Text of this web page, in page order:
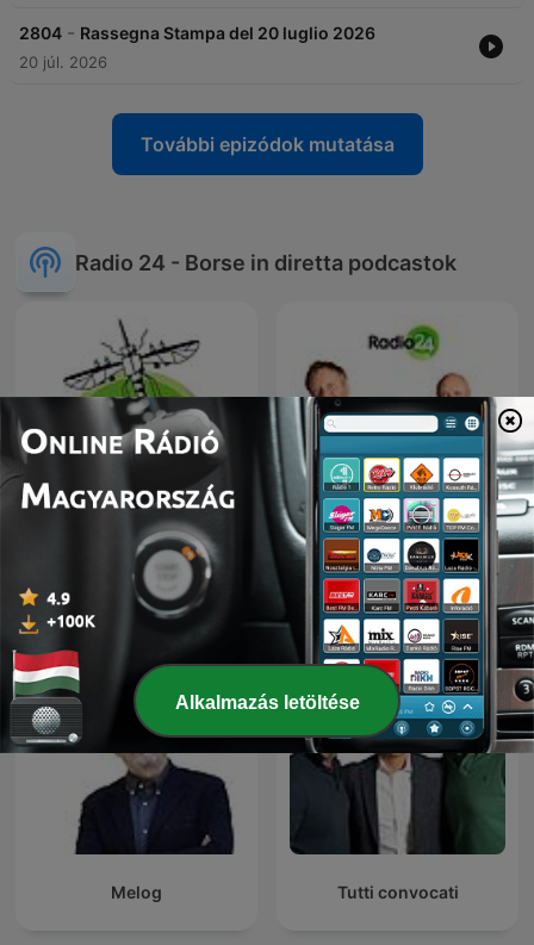
2804 - Rassegna Stampa del 20 luglio 2026
20 júl. 2026
További epizódok mutatása
Radio 24 - Borse in diretta podcastok
La Zanzara Uno, nessuno, 100Milan
Melog Tutti convocati
Alkalmazás letöltése